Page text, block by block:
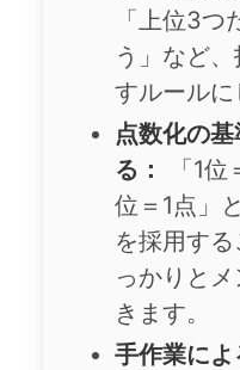
「上位3つ
う」など
すルールに
点数化の
る：
「1
位＝1点」
を採用す
っかりと
きます。
手作業によ